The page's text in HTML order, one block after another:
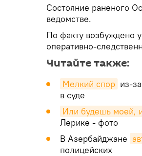
Состояние раненого
ведомстве.
По факту возбуждено
оперативно-
Читайте также:
Мелкий спор из-
в суде
Или будешь моей,
Лерике - фото
В Азербайджане
полицейских